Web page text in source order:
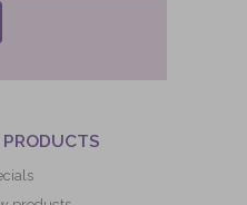
PRODUCTS